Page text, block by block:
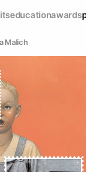
educationawards
Malich